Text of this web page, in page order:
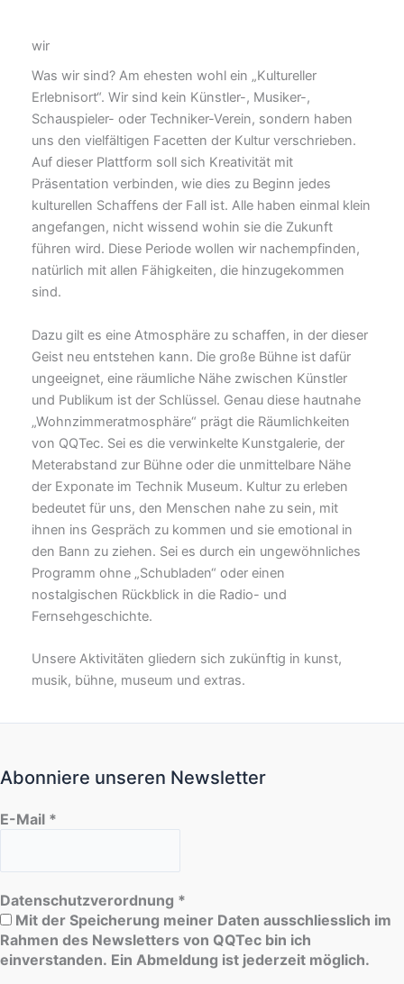
wir
Was wir sind? Am ehesten wohl ein „Kultureller
Erlebnisort“. Wir sind kein Künstler-, Musiker-,
Schauspieler- oder Techniker-Verein, sondern haben
uns den vielfältigen Facetten der Kultur verschrieben.
Auf dieser Plattform soll sich Kreativität mit
Präsentation verbinden, wie dies zu Beginn jedes
kulturellen Schaffens der Fall ist. Alle haben einmal klein
angefangen, nicht wissend wohin sie die Zukunft
führen wird. Diese Periode wollen wir nachempfinden,
natürlich mit allen Fähigkeiten, die hinzugekommen
sind.
Dazu gilt es eine Atmosphäre zu schaffen, in der dieser
Geist neu entstehen kann. Die große Bühne ist dafür
ungeeignet, eine räumliche Nähe zwischen Künstler
und Publikum ist der Schlüssel. Genau diese hautnahe
„Wohnzimmeratmosphäre“ prägt die Räumlichkeiten
von QQTec. Sei es die verwinkelte Kunstgalerie, der
Meterabstand zur Bühne oder die unmittelbare Nähe
der Exponate im Technik Museum. Kultur zu erleben
bedeutet für uns, den Menschen nahe zu sein, mit
ihnen ins Gespräch zu kommen und sie emotional in
den Bann zu ziehen. Sei es durch ein ungewöhnliches
Programm ohne „Schubladen“ oder einen
nostalgischen Rückblick in die Radio- und
Fernsehgeschichte.
Unsere Aktivitäten gliedern sich zukünftig in kunst,
musik, bühne, museum und extras.
Abonniere unseren Newsletter
E-Mail *
Datenschutzverordnung *
Mit der Speicherung meiner Daten ausschliesslich im
Rahmen des Newsletters von QQTec bin ich
einverstanden. Ein Abmeldung ist jederzeit möglich.